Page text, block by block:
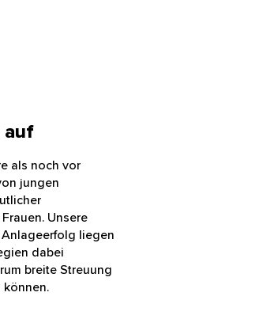
in den Händen hält. Im
als noch vor
von jungen
Frauen. Unsere
Anlageerfolg
Strategien dabei
breite
sein